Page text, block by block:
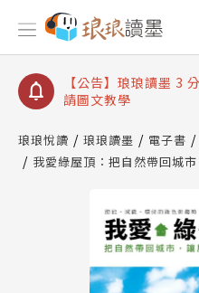
【公告】琅琅讀墨數
【公告】琅琅讀墨書
【公告】琅琅讀墨 3
請圖文教學
查詢
【公告】琅琅讀墨數
琅琅悅讀 琅琅讀墨 電子書
我愛綠屋頂：把自然帶回城